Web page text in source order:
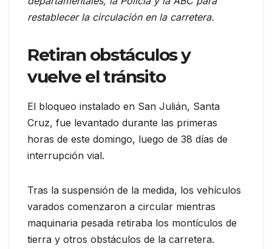
restablecer la circulación en la carretera.
Retiran obstáculos y
vuelve el tránsito
El bloqueo instalado en San Julián, Santa
Cruz, fue levantado durante las primeras
horas de este domingo, luego de 38 días de
interrupción vial.
Tras la suspensión de la medida, los vehículos
varados comenzaron a circular mientras
maquinaria pesada retiraba los montículos de
tierra y otros obstáculos de la carretera.